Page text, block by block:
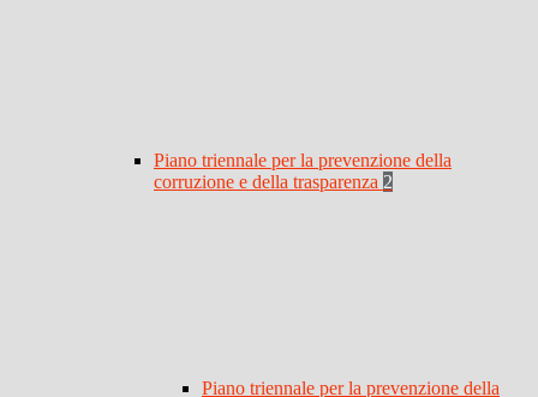
Piano triennale per la prevenzione della
corruzione e della trasparenza 2
Piano triennale per la prevenzione della